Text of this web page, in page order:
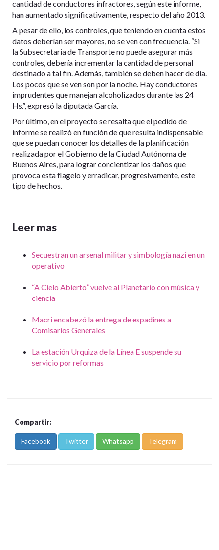
cantidad de conductores infractores, según este informe,
han aumentado significativamente, respecto del año 2013.
A pesar de ello, los controles, que teniendo en cuenta estos
datos deberían ser mayores, no se ven con frecuencia. “Si
la Subsecretaria de Transporte no puede asegurar más
controles, debería incrementar la cantidad de personal
destinado a tal fin. Además, también se deben hacer de día.
Los pocos que se ven son por la noche. Hay conductores
imprudentes que manejan alcoholizados durante las 24
Hs.”, expresó la diputada García.
Por último, en el proyecto se resalta que el pedido de
informe se realizó en función de que resulta indispensable
que se puedan conocer los detalles de la planificación
realizada por el Gobierno de la Ciudad Autónoma de
Buenos Aires, para lograr concientizar los daños que
provoca esta flagelo y erradicar, progresivamente, este
tipo de hechos.
Leer mas
Secuestran un arsenal militar y simbología nazi en un
operativo
“A Cielo Abierto” vuelve al Planetario con música y
ciencia
Macri encabezó la entrega de espadines a
Comisarios Generales
La estación Urquiza de la Línea E suspende su
servicio por reformas
Compartir:
Facebook Twitter Whatsapp Telegram